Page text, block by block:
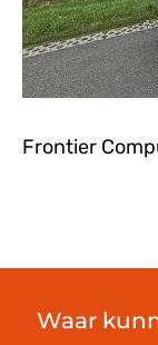
Frontier
Waar